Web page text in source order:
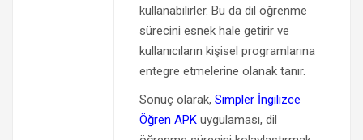
kullanabilirler. Bu da dil öğrenme
sürecini esnek hale getirir ve
kullanıcıların kişisel programlarına
entegre etmelerine olanak tanır.
Sonuç olarak, Simpler İngilizce
Öğren APKuygulaması, dil